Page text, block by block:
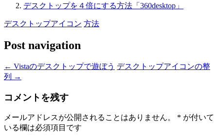
デスクトップを４倍にする方法「360desktop」
デスクトップアイコン 方法
Post navigation
← Vistaのデスクトップで遊ぼう デスクトップアイコンの整
列
→
コメントを残す
メールアドレスが公開されることはありません。 * が付いて
いる欄は必須項目です